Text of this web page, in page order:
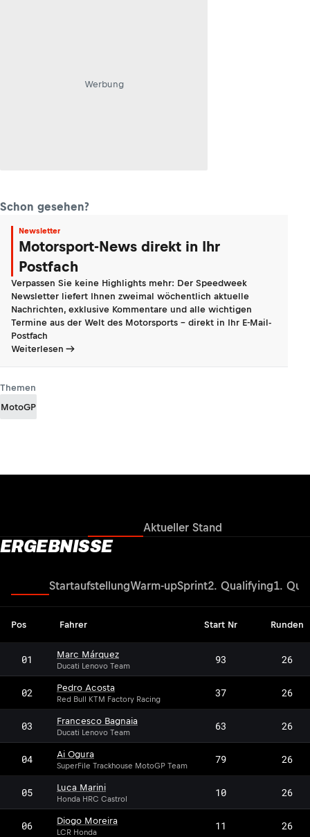
Werbung
Schon gesehen?
Newsletter
Motorsport-News direkt in Ihr
Postfach
Verpassen Sie keine Highlights mehr: Der Speedweek
Newsletter liefert Ihnen zweimal wöchentlich aktuelle
Nachrichten, exklusive Kommentare und alle wichtigen
Termine aus der Welt des Motorsports - direkt in Ihr E-Mail-
Postfach
Weiterlesen
Themen
MotoGP
Aktueller Stand
ERGEBNISSE
StartaufstellungWarm-upSprint2. Qualifying1.
Pos Fahrer Start Nr Runden
01 Marc Márquez
Ducati Lenovo Team 93 26
02 Pedro Acosta
Red Bull KTM Factory Racing 37 26
03 Francesco Bagnaia
Ducati Lenovo Team 63 26
04 Ai Ogura
SuperFile Trackhouse MotoGP Team 79 26
05 Luca Marini
Honda HRC Castrol 10 26
06 Diogo Moreira
LCR Honda 11 26